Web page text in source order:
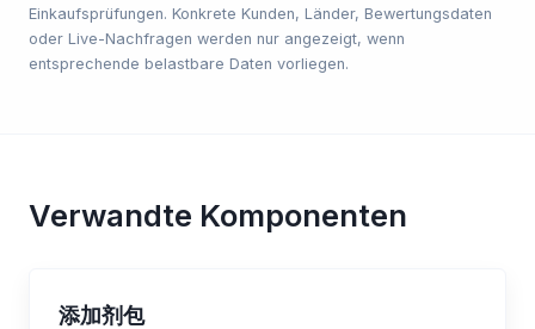
Einkaufsprüfungen. Konkrete Kunden, Länder, Bewertungsdaten
oder Live-Nachfragen werden nur angezeigt, wenn
entsprechende belastbare Daten vorliegen.
Verwandte Komponenten
添加剂包